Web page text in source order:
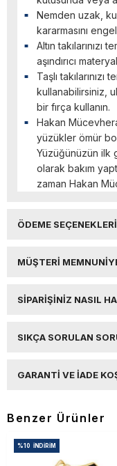
Nemden uzak,
kararmasını
Altın
aşındırıcı
Taşlı takılarınızı
kullanabilirsiniz,
bir fırça kullanın.
Hakan
yüzükler ömür
Yüzüğünüzün ilk
olarak bakım
zaman Hakan
ÖDEME SEÇENEKLERI
MÜŞTERI
SIPARIŞINIZ NASIL
SIKÇA SORULAN
GARANTI VE İADE
Benzer Ürünler
%10 İNDIRIM